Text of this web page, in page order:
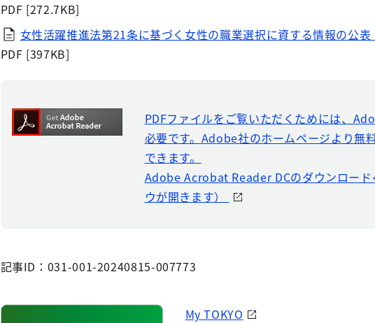
PDF [272.7KB]
女性活躍推進法第21条に基づく女性の職業選択に資する情報の公表
PDF [397KB]
PDFファイルをご覧いただくためには、
必要です。Adobe社のホームページより無
できます。
Adobe Acrobat Reader DCのダウンロード
ウが開きます）
記事ID：031-001-20240815-007773
My TOKYO